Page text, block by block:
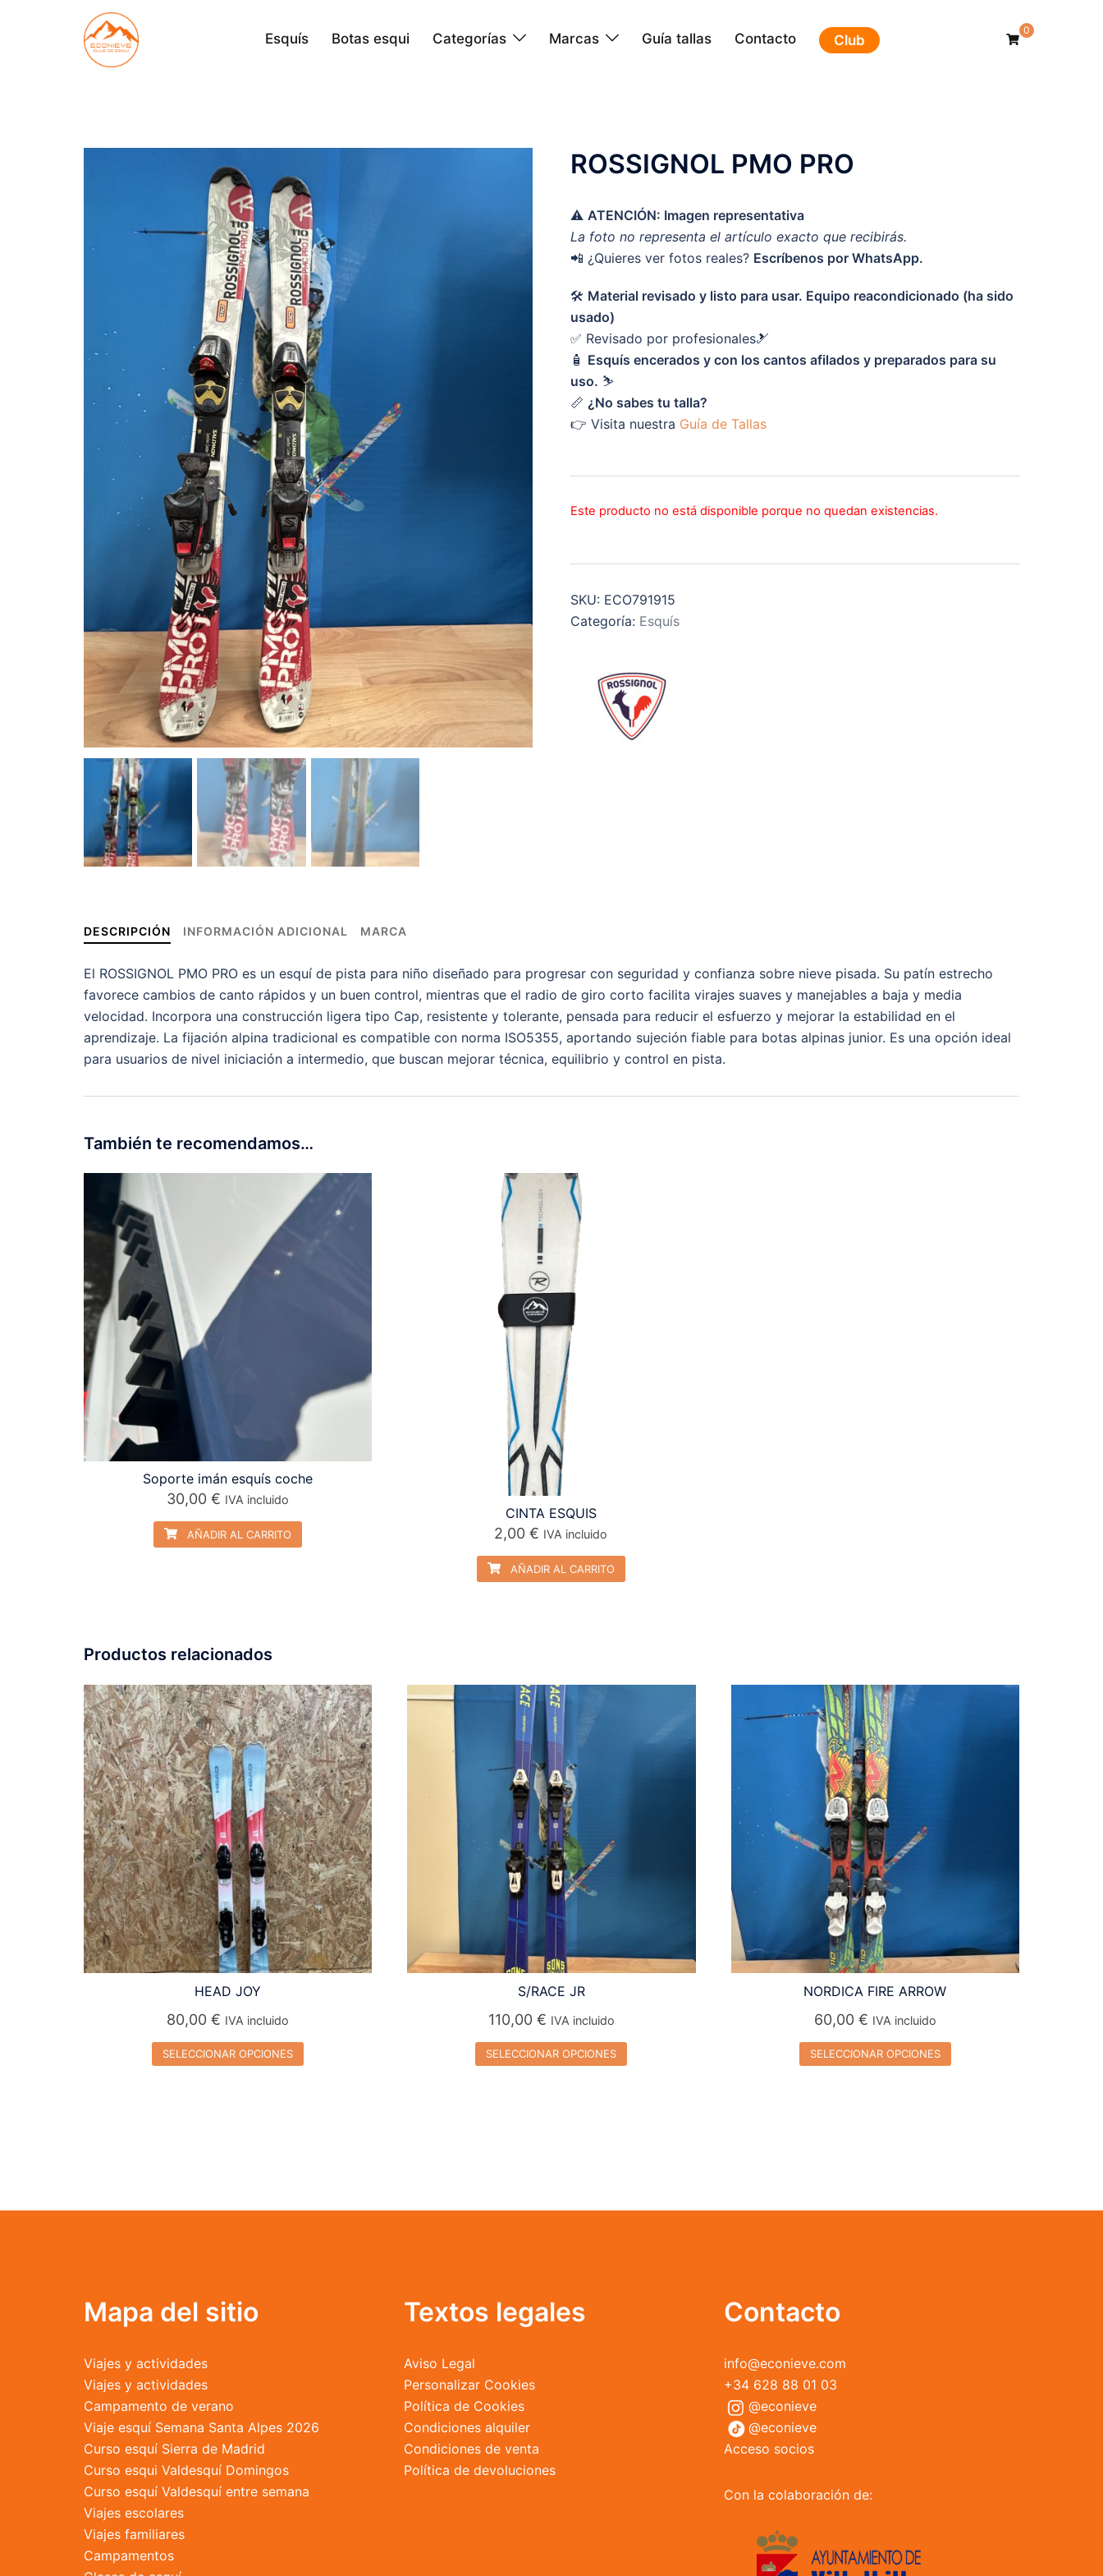
Esquís Botas esqui Categorías Marcas Guía tallas Contacto Club
0
ROSSIGNOL PMO PRO
⚠️ ATENCIÓN: Imagen representativa
La foto no representa el artículo exacto que recibirás.
📲 ¿Quieres ver fotos reales? Escríbenos por WhatsApp.
🛠️ Material revisado y listo para usar. Equipo reacondicionado (ha sido
usado)
✅ Revisado por profesionales🎿
🧴 Esquís encerados y con los cantos afilados y preparados para su
uso. ⛷️
📏 ¿No sabes tu talla?
👉 Visita nuestra Guía de Tallas
Este producto no está disponible porque no quedan existencias.
SKU: ECO791915
Categoría: Esquís
DESCRIPCIÓN INFORMACIÓN ADICIONAL MARCA
El ROSSIGNOL PMO PRO es un esquí de pista para niño diseñado para progresar con seguridad y confianza sobre nieve pisada. Su patín estrecho
favorece cambios de canto rápidos y un buen control, mientras que el radio de giro corto facilita virajes suaves y manejables a baja y media
velocidad. Incorpora una construcción ligera tipo Cap, resistente y tolerante, pensada para reducir el esfuerzo y mejorar la estabilidad en el
aprendizaje. La fijación alpina tradicional es compatible con norma ISO5355, aportando sujeción fiable para botas alpinas junior. Es una opción ideal
para usuarios de nivel iniciación a intermedio, que buscan mejorar técnica, equilibrio y control en pista.
También te recomendamos…
Soporte imán esquís coche
30,00 € IVA incluido
AÑADIR AL CARRITO
CINTA ESQUIS
2,00€ IVA incluido
AÑADIR AL CARRITO
Productos relacionados
HEAD JOY
80,00€ IVA incluido
SELECCIONAR OPCIONES
opciones
en
la
S/RACE JR
110,00 € IVA incluido
SELECCIONAR OPCIONES
opciones
en
la
NORDICA FIRE ARROW
60,00 € IVA incluido
SELECCIONAR OPCIONES
opciones
Mapa del sitio
Viajes y actividades
Viajes y actividades
Campamento de verano
Viaje esquí Semana Santa Alpes 2026
Curso esquí Sierra de Madrid
Curso esqui Valdesquí Domingos
Curso esquí Valdesquí entre semana
Viajes escolares
Viajes familiares
Campamentos
Textos legales
Aviso Legal
Personalizar Cookies
Política de Cookies
Condiciones alquiler
Condiciones de venta
Política de devoluciones
Contacto
info@econieve.com
+34 628 88 01 03
@econieve
@econieve
Acceso socios
Con la colaboración de: